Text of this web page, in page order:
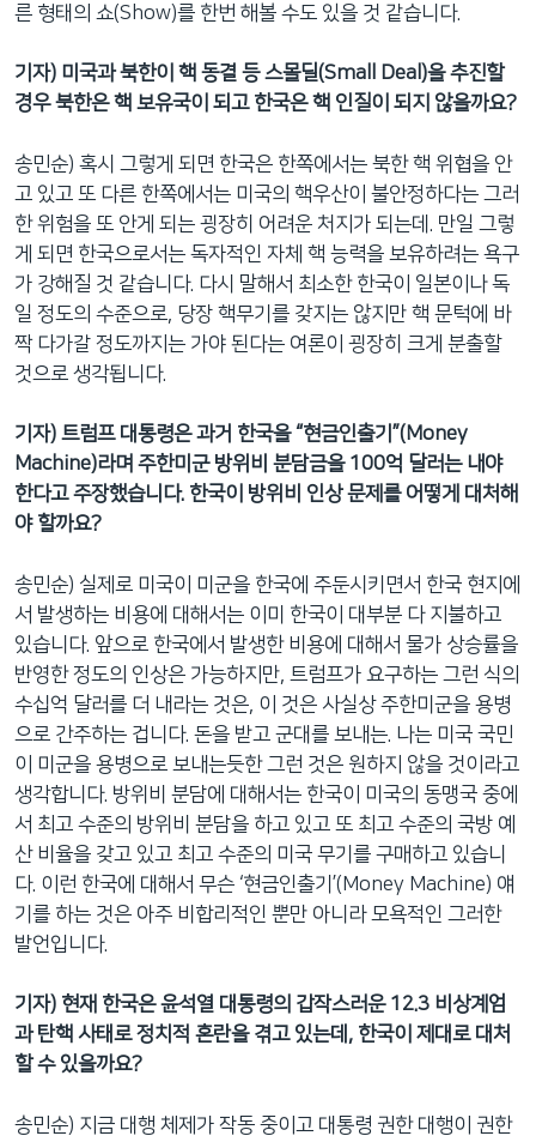
른 형태의 쇼(Show)를 한번 해볼 수도 있을 것 같습니다.
기자) 미국과 북한이 핵 동결 등 스몰딜(Small Deal)을 추진할
경우 북한은 핵 보유국이 되고 한국은 핵 인질이 되지 않을까요?
송민순) 혹시 그렇게 되면 한국은 한쪽에서는 북한 핵 위협을 안
고 있고 또 다른 한쪽에서는 미국의 핵우산이 불안정하다는 그러
한 위험을 또 안게 되는 굉장히 어려운 처지가 되는데. 만일 그렇
게 되면 한국으로서는 독자적인 자체 핵 능력을 보유하려는 욕구
가 강해질 것 같습니다. 다시 말해서 최소한 한국이 일본이나 독
일 정도의 수준으로, 당장 핵무기를 갖지는 않지만 핵 문턱에 바
짝 다가갈 정도까지는 가야 된다는 여론이 굉장히 크게 분출할
것으로 생각됩니다.
기자) 트럼프 대통령은 과거 한국을 “현금인출기”(Money
Machine)라며 주한미군 방위비 분담금을 100억 달러는 내야
한다고 주장했습니다. 한국이 방위비 인상 문제를 어떻게 대처해
야 할까요?
송민순) 실제로 미국이 미군을 한국에 주둔시키면서 한국 현지에
서 발생하는 비용에 대해서는 이미 한국이 대부분 다 지불하고
있습니다. 앞으로 한국에서 발생한 비용에 대해서 물가 상승률을
반영한 정도의 인상은 가능하지만, 트럼프가 요구하는 그런 식의
수십억 달러를 더 내라는 것은, 이 것은 사실상 주한미군을 용병
으로 간주하는 겁니다. 돈을 받고 군대를 보내는. 나는 미국 국민
이 미군을 용병으로 보내는듯한 그런 것은 원하지 않을 것이라고
생각합니다. 방위비 분담에 대해서는 한국이 미국의 동맹국 중에
서 최고 수준의 방위비 분담을 하고 있고 또 최고 수준의 국방 예
산 비율을 갖고 있고 최고 수준의 미국 무기를 구매하고 있습니
다. 이런 한국에 대해서 무슨 ‘현금인출기’(Money Machine) 얘
기를 하는 것은 아주 비합리적인 뿐만 아니라 모욕적인 그러한
발언입니다.
기자) 현재 한국은 윤석열 대통령의 갑작스러운 12.3 비상계엄
과 탄핵 사태로 정치적 혼란을 겪고 있는데, 한국이 제대로 대처
할 수 있을까요?
송민순) 지금 대행 체제가 작동 중이고 대통령 권한 대행이 권한